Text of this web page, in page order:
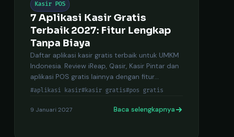
Kasir POS
7 Aplikasi Kasir Gratis
Terbaik 2027: Fitur Lengkap
Tanpa Biaya
Daftar aplikasi kasir gratis terbaik untuk UMKM
Indonesia. Review iReap, Qasir, Kasir Pintar dan
aplikasi POS gratis lainnya dengan fitur
lengkap.
#aplikasi kasir#kasir gratis#pos gratis
9 Januari 2027 Baca selengkapnya